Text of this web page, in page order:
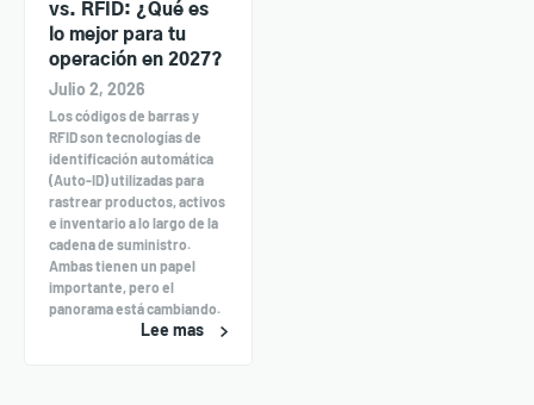
vs. RFID: ¿Qué es
lo mejor para tu
operación en 2027?
Julio 2, 2026
Los códigos de barras y
RFID son tecnologías de
identificación automática
(Auto-ID) utilizadas para
rastrear productos, activos
e inventario a lo largo de la
cadena de suministro.
Ambas tienen un papel
importante, pero el
panorama está cambiando.
Lee mas